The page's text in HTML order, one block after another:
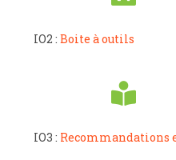
IO2 :Boite à outils
IO3 : Recommandations